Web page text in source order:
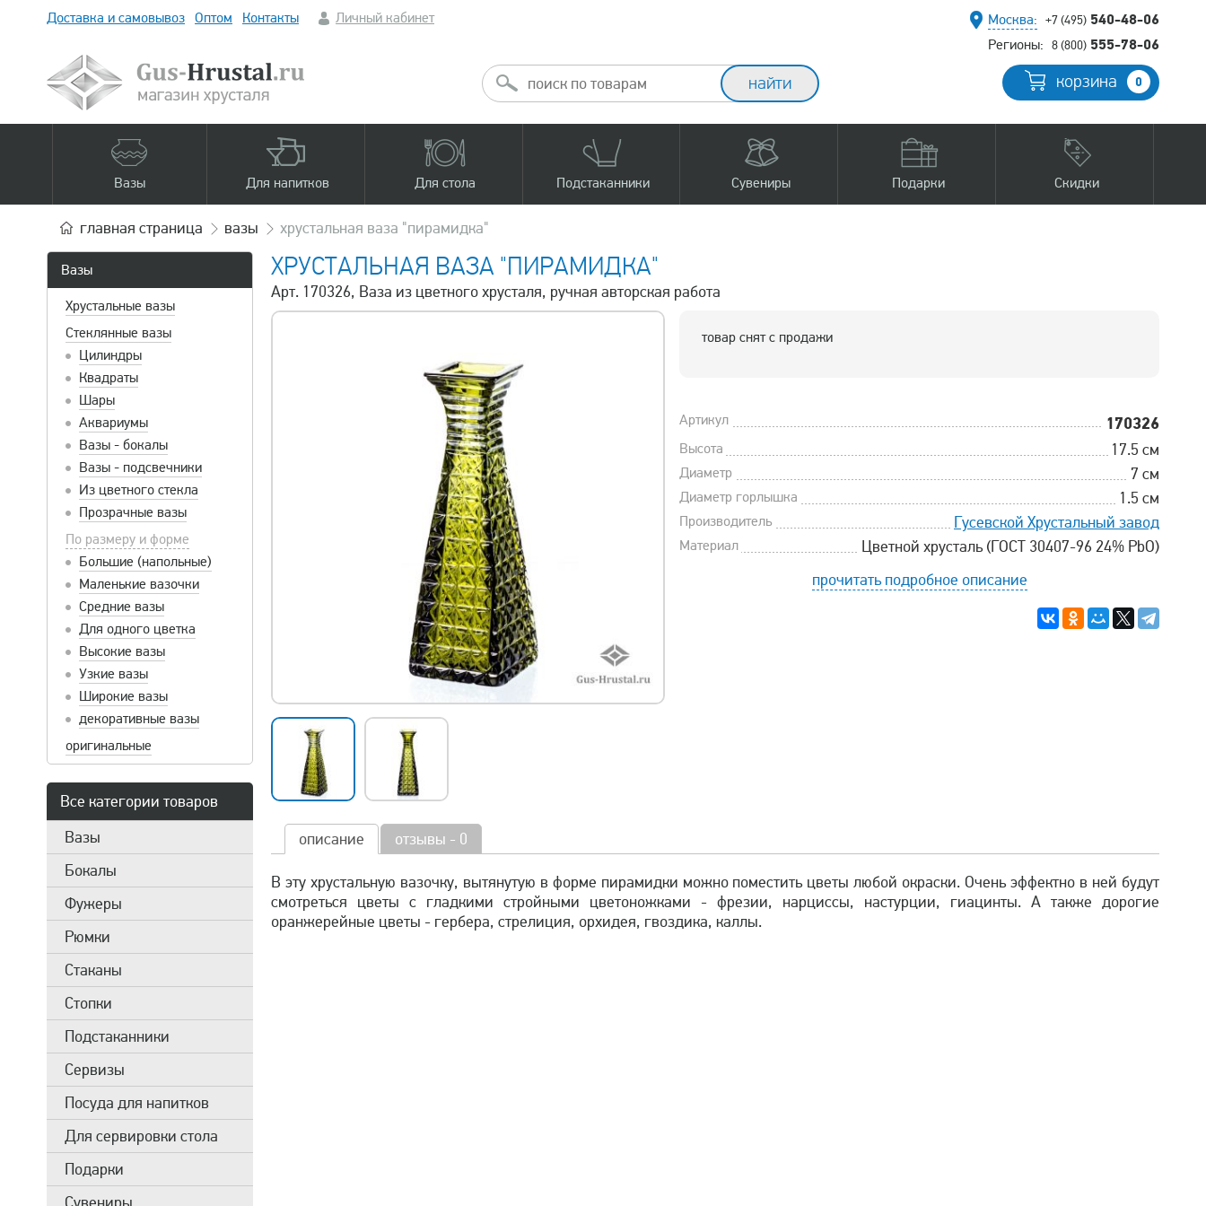
Доставка и самовывоз Оптом Контакты Личный кабинет Москва: +7 (495) 540-48-06
Регионы: 8 (800) 555-78-06
корзина 0
Вазы Для напитков Для стола Подстаканники Сувениры Подарки Скидки
главная страница вазы хрустальная ваза "пирамидка"
Вазы
Хрустальные вазы
Стеклянные вазы
Цилиндры
Квадраты
Шары
Аквариумы
Вазы - бокалы
Вазы - подсвечники
Из цветного стекла
Прозрачные вазы
По размеру и форме
Большие (напольные)
Маленькие вазочки
Средние вазы
Для одного цветка
Высокие вазы
Узкие вазы
Широкие вазы
декоративные вазы
оригинальные
Все категории товаров
Вазы
Бокалы
Фужеры
Рюмки
Стаканы
Стопки
Подстаканники
Сервизы
Посуда для напитков
Для сервировки стола
Подарки
ХРУСТАЛЬНАЯ ВАЗА "ПИРАМИДКА"
Арт. 170326, Ваза из цветного хрусталя, ручная авторская работа
товар снят с продажи
Артикул 170326
Высота 17.5 см
Диаметр 7 см
Диаметр горлышка 1.5 см
Производитель Гусевской Хрустальный завод
Материал
Цветной хрусталь (ГОСТ 30407-96 24% PbO)
прочитать подробное описание
описание отзывы - 0
В эту хрустальную вазочку, вытянутую в форме пирамидки можно поместить цветы любой окраски. Очень эффектно в ней будут
смотреться цветы с гладкими стройными цветоножками - фрезии, нарциссы, настурции, гиацинты. А также дорогие
оранжерейные цветы - гербера, стрелиция, орхидея, гвоздика, каллы.